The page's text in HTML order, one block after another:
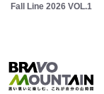
Fall Line 2026 VOL.1